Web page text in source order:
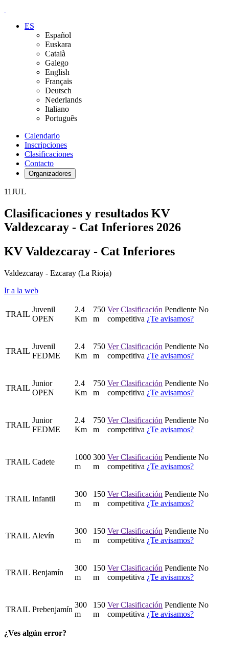
ES
Español
Euskara
Català
Galego
English
Français
Deutsch
Nederlands
Italiano
Português
Calendario
Inscripciones
Clasificaciones
Contacto
Organizadores
11JUL
Clasificaciones y resultados KV
Valdezcaray - Cat Inferiores 2026
KV Valdezcaray - Cat Inferiores
Valdezcaray - Ezcaray (La Rioja)
Ir a la web
TRAIL
Juvenil
OPEN
2.4
Km
750
m
Ver Clasificación Pendiente No
competitiva ¿Te avisamos?
TRAIL
Juvenil
FEDME
2.4
Km
750
m
Ver Clasificación Pendiente No
competitiva ¿Te avisamos?
TRAIL
Junior
OPEN
2.4
Km
750
m
Ver Clasificación Pendiente No
competitiva ¿Te avisamos?
TRAIL
Junior
FEDME
2.4
Km
750
m
Ver Clasificación Pendiente No
competitiva ¿Te avisamos?
TRAIL Cadete
1000
m
300
m
Ver Clasificación Pendiente No
competitiva ¿Te avisamos?
TRAIL Infantil
300
m
150
m
Ver Clasificación Pendiente No
competitiva ¿Te avisamos?
TRAIL Alevín
300
m
150
m
Ver Clasificación Pendiente No
competitiva ¿Te avisamos?
TRAIL Benjamín
300
m
150
m
Ver Clasificación Pendiente No
competitiva ¿Te avisamos?
TRAIL Prebenjamín
300
m
150
m
Ver Clasificación Pendiente No
competitiva ¿Te avisamos?
¿Ves algún error?